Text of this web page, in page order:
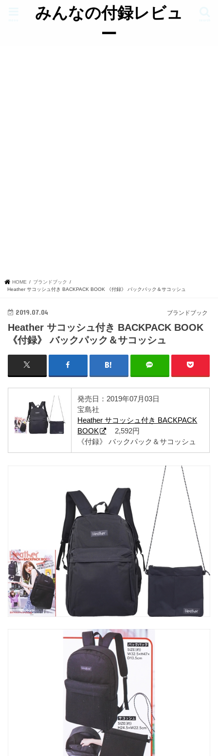
みんなの付録レビュ
ー
HOME
ブランドブック
Heather サコッシュ付き BACKPACK BOOK 《付録》 バックパック＆サコッシュ
ブランドブック
2019.07.04
Heather サコッシュ付き BACKPACK BOOK
《付録》 バックパック＆サコッシュ
発売日：2019年07月03日
宝島社
Heather サコッシュ付き BACKPACK
BOOK
2,592円
《付録》 バックパック＆サコッシュ